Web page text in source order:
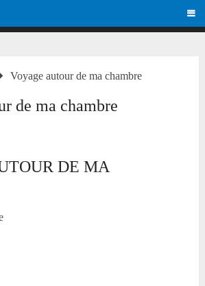
Voyage autour de ma chambre
de ma chambre
DE MA